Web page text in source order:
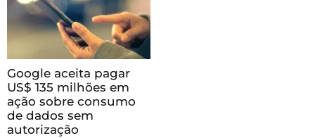
Google aceita pagar
US$ 135 milhões em
ação sobre consumo
de dados sem
autorização